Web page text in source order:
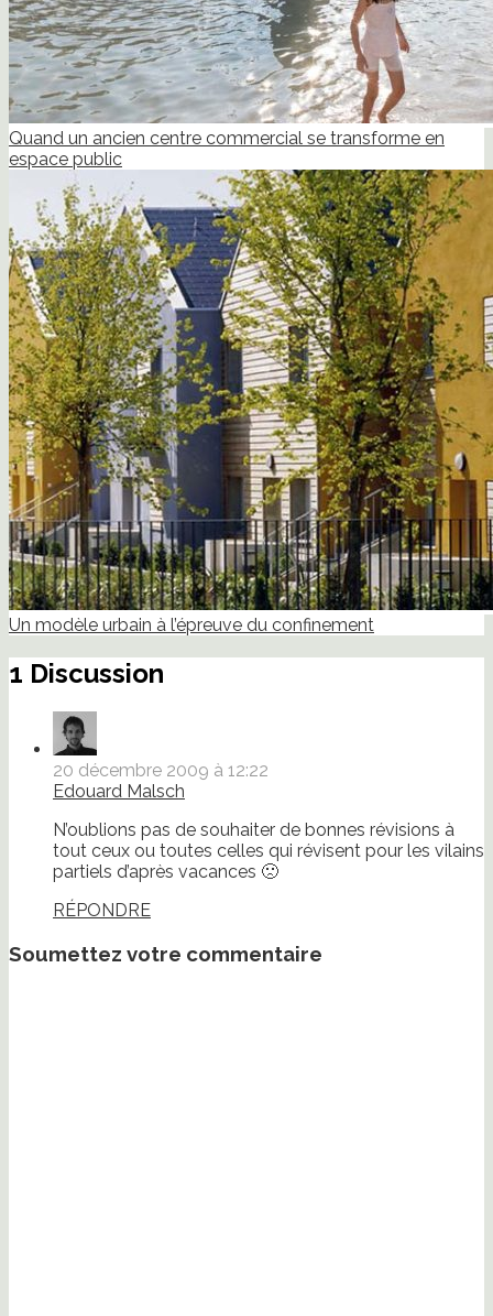
Quand un ancien centre commercial se transforme en
espace public
Un modèle urbain à l’épreuve du confinement
1 Discussion
20 décembre 2009 à 12:22
Edouard Malsch
N’oublions pas de souhaiter de bonnes révisions à
tout ceux ou toutes celles qui révisent pour les vilains
partiels d’après vacances 🙁
RÉPONDRE
Soumettez votre commentaire